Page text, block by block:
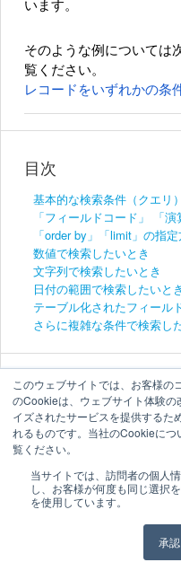
このウェブサイトでは、お客様の
のCookieは、ウェブサイト体験
イズされたサービスを提供するた
れるものです。当社のCookieに
覧ください。
当サイトでは、訪問者の個人
し、お客様が何度も同じ選択
を使用しています。
承認
います。
そのような例については
覧ください。
レコードをいずれかの条
目次
基本的な検索条件（クエリ
「フィールドコード」 「演
「order by」「limit」の指
数値で検索したいとき
文字列で検索したいとき
日付の範囲で検索したいとき
テーブル化されたフィール
さらに複雑な条件で検索し